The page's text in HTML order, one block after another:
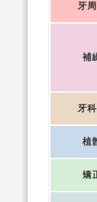
牙
補
牙
植
矯